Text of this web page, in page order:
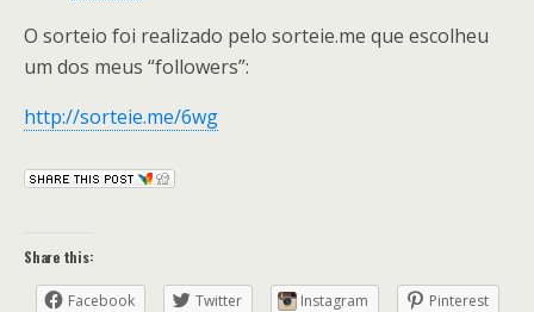
O sorteio foi realizado pelo sorteie.me que escolheu
um dos meus “followers”:
http://sorteie.me/6wg
Share this:
Facebook Twitter Instagram
Pinterest